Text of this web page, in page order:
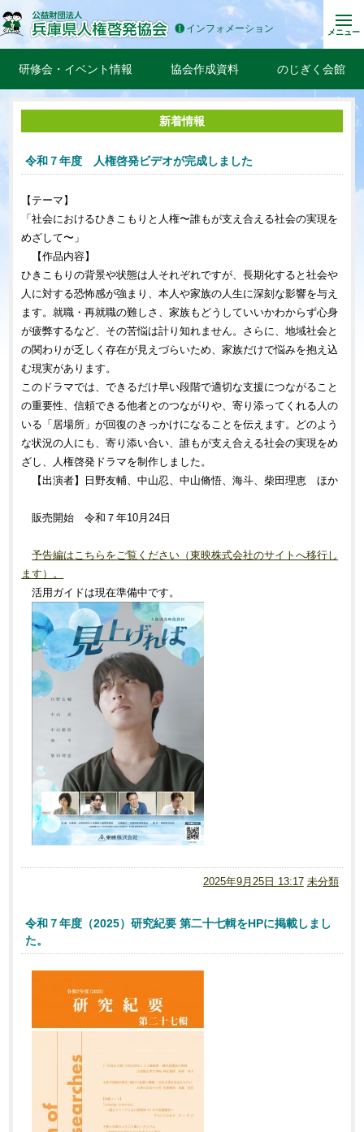
インフォメーション メニュー
研修会・イベント情報 協会作成資料 のじぎく会館
新着情報
令和７年度 人権啓発ビデオが完成しました
【テーマ】
「社会におけるひきこもりと人権〜誰もが支え合える社会の実現を
めざして〜」
【作品内容】
ひきこもりの背景や状態は人それぞれですが、長期化すると社会や
人に対する恐怖感が強まり、本人や家族の人生に深刻な影響を与え
ます。就職・再就職の難しさ、家族もどうしていいかわからず心身
が疲弊するなど、その苦悩は計り知れません。さらに、地域社会と
の関わりが乏しく存在が見えづらいため、家族だけで悩みを抱え込
む現実があります。
このドラマでは、できるだけ早い段階で適切な支援につながること
の重要性、信頼できる他者とのつながりや、寄り添ってくれる人の
いる「居場所」が回復のきっかけになることを伝えます。どのよう
な状況の人にも、寄り添い合い、誰もが支え合える社会の実現をめ
ざし、人権啓発ドラマを制作しました。
【出演者】日野友輔、中山忍、中山脩悟、海斗、柴田理恵 ほか
販売開始 令和７年10月24日
予告編はこちらをご覧ください（東映株式会社のサイトへ移行し
ます）。
活用ガイドは現在準備中です。
2025年9月25日 13:17 未分類
令和７年度（2025）研究紀要 第二十七輯をHPに掲載しまし
た。